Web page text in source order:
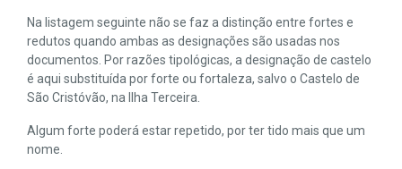
Na listagem seguinte não se faz a distinção entre fortes e
redutos quando ambas as designações são usadas nos
documentos. Por razões tipológicas, a designação de castelo
é aqui substituída por forte ou fortaleza, salvo o Castelo de
São Cristóvão, na Ilha Terceira.
Algum forte poderá estar repetido, por ter tido mais que um
nome.